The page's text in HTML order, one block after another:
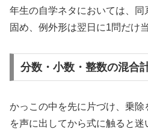
年生の自学ネタにおいては、
固め、例外形は翌日に1問だけ
分数・小数・整数の混合
かっこの中を先に片づけ、乗
を声に出してから式に触ると